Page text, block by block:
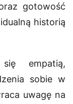
gotowość
historią
empatią,
sobie w
uwagę na